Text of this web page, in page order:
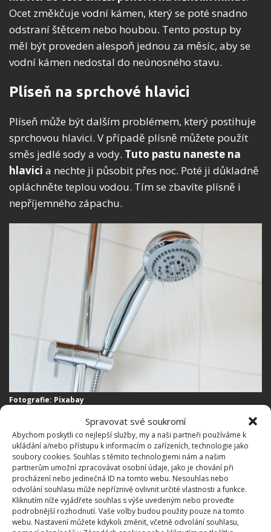
Spravovat své soukromí
Abychom poskytli co nejlepší služby, my a naši partneři používáme k
ukládání a/nebo přístupu k informacím o zařízeních, technologie jako
soubory cookies. Souhlas s těmito technologiemi nám a našim
partnerům umožní zpracovávat osobní údaje, jako je chování při
procházení nebo jedinečná ID na tomto webu. Nesouhlas nebo
odvolání souhlasu může nepříznivě ovlivnit určité vlastnosti a funkce.
Kliknutím níže vyjádřete souhlas s výše uvedeným nebo proveďte
podrobnější rozhodnutí. Vaše volby budou použity pouze na tomto
webu. Nastavení můžete kdykoli změnit, včetně odvolání souhlasu,
Ocet změkčuje vodní kámen, který se poté snadno
odstraní štětcem nebo houbou. Tento postup by
měl být proveden alespoň jednou za měsíc, aby se
vodní kámen nedostal do neúnosného stavu.
Plíseň na sprchové hlavici
Plíseň může být dalším problémem, který postihuje
sprchovou hlavici. V případě plísně můžete použít
směs jedlé sody a vody. Tuto pastu naneste na
hlavici a nechte ji působit přes noc. Poté ji důkladně
opláchněte teplou vodou. Tím se zbavíte plísně i
nepříjemného zápachu.
Fotografie: Pixabay
Nezapomeňte, že plíseň se může objevit i jinde v
koupelně. Dbejte na pravidelné větrání, udržování
sucha a pravidelnou údržbu v celém prostoru
koupelny. To pomůže zabránit růstu plísně a udržet
vaši koupelnu čistou a zdravou. Závěrem platí, že
sprchové hlavici byste měli věnovat tolik
pozornosti, kolik si zaslouží. Pravidelná údržba a